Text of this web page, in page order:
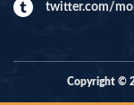
twitter.com/
Copyright ©